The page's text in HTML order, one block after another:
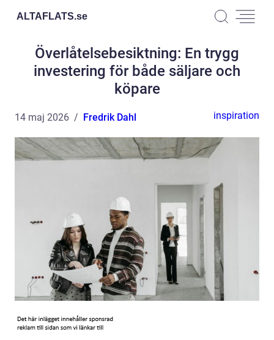
ALTAFLATS.se
Överlåtelsebesiktning: En trygg
investering för både säljare och
köpare
14 maj 2026 Fredrik Dahl inspiration